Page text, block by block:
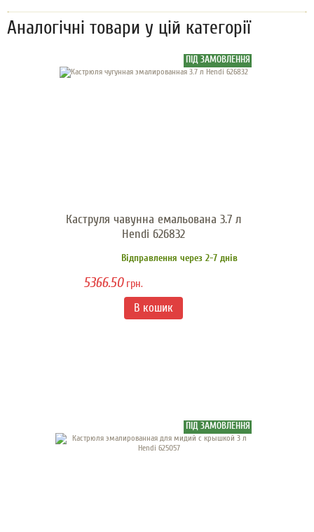
Аналогічні товари у цій категорії
ПІД ЗАМОВЛЕННЯ
Каструля чавунна емальована 3.7 л
Hendi 626832
Відправлення через 2-7 днів
5366.50грн.
ПІД ЗАМОВЛЕННЯ